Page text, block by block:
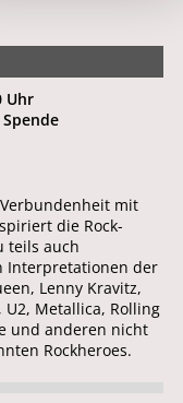
Uhr
mit
die Rock-
teils auch
Interpretationen der
Lenny Kravitz,
U2, Metallica, Rolling
und anderen nicht
Rockheroes.